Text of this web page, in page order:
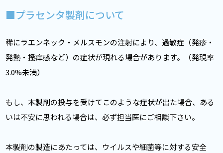
■プラセンタ製剤について
稀にラエンネック・メルスモンの注射により、過敏症（発疹・
発熱・掻痒感など）の症状が現れる場合があります。（発現率
3.0%未満）
もし、本製剤の投与を受けてこのような症状が出た場合、ある
いは不安に思われる場合は、必ず担当医にご相談下さい。
本製剤の製造にあたっては、ウイルスや細菌等に対する安全